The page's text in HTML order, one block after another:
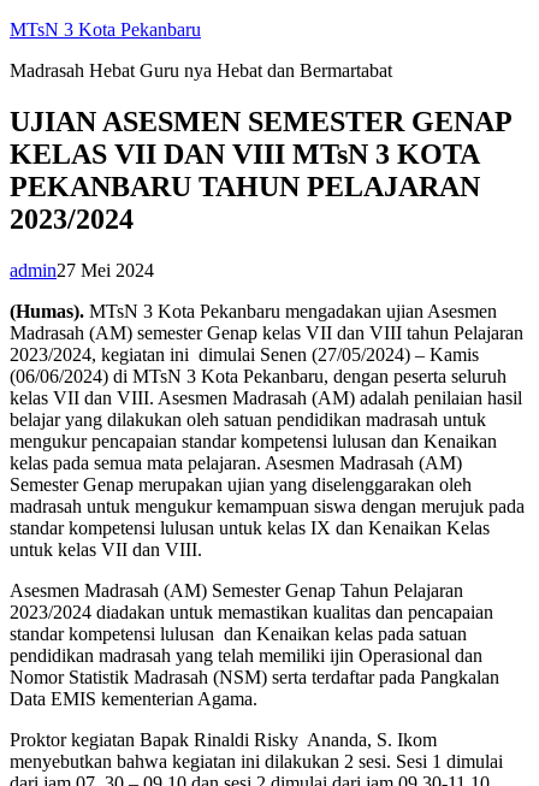
MTsN 3 Kota Pekanbaru
Madrasah Hebat Guru nya Hebat dan Bermartabat
UJIAN ASESMEN SEMESTER GENAP
KELAS VII DAN VIII MTsN 3 KOTA
PEKANBARU TAHUN PELAJARAN
2023/2024
admin27 Mei 2024
(Humas). MTsN 3 Kota Pekanbaru mengadakan ujian Asesmen
Madrasah (AM) semester Genap kelas VII dan VIII tahun Pelajaran
2023/2024, kegiatan ini dimulai Senen (27/05/2024) – Kamis
(06/06/2024) di MTsN 3 Kota Pekanbaru, dengan peserta seluruh
kelas VII dan VIII. Asesmen Madrasah (AM) adalah penilaian hasil
belajar yang dilakukan oleh satuan pendidikan madrasah untuk
mengukur pencapaian standar kompetensi lulusan dan Kenaikan
kelas pada semua mata pelajaran. Asesmen Madrasah (AM)
Semester Genap merupakan ujian yang diselenggarakan oleh
madrasah untuk mengukur kemampuan siswa dengan merujuk pada
standar kompetensi lulusan untuk kelas IX dan Kenaikan Kelas
untuk kelas VII dan VIII.
Asesmen Madrasah (AM) Semester Genap Tahun Pelajaran
2023/2024 diadakan untuk memastikan kualitas dan pencapaian
standar kompetensi lulusan dan Kenaikan kelas pada satuan
pendidikan madrasah yang telah memiliki ijin Operasional dan
Nomor Statistik Madrasah (NSM) serta terdaftar pada Pangkalan
Data EMIS kementerian Agama.
Proktor kegiatan Bapak Rinaldi Risky Ananda, S. Ikom
menyebutkan bahwa kegiatan ini dilakukan 2 sesi. Sesi 1 dimulai